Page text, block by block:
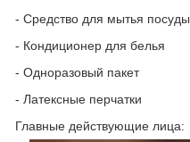
- Средство для мытья посуды
- Кондиционер для белья
- Одноразовый пакет
- Латексные перчатки
Главные действующие лица: